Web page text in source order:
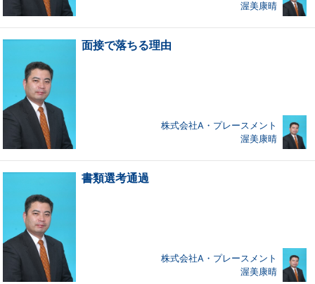
渥美康晴
面接で落ちる理由
株式会社A・プレースメント
渥美康晴
書類選考通過
株式会社A・プレースメント
渥美康晴